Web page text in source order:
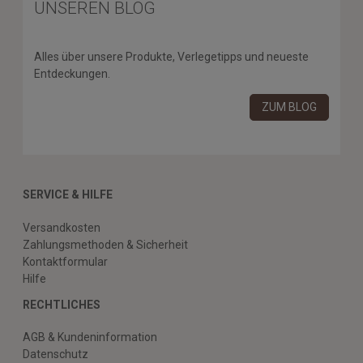
UNSEREN BLOG
Alles über unsere Produkte, Verlegetipps und neueste
Entdeckungen.
ZUM BLOG
SERVICE & HILFE
Versandkosten
Zahlungsmethoden & Sicherheit
Kontaktformular
Hilfe
RECHTLICHES
AGB & Kundeninformation
Datenschutz